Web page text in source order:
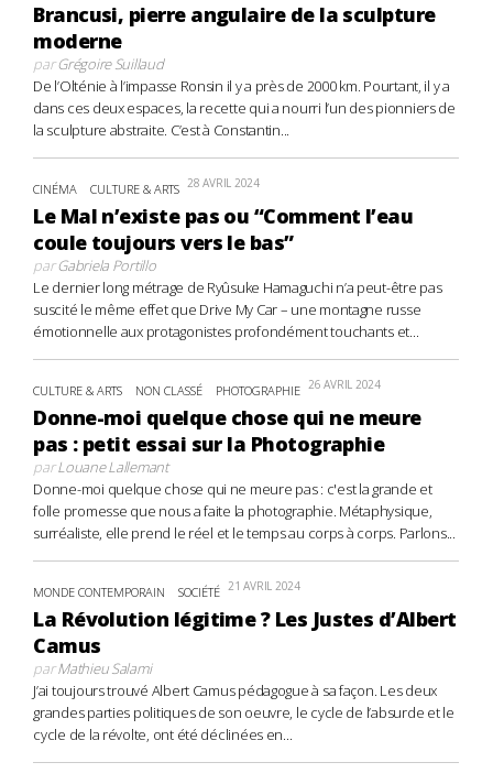
Brancusi, pierre angulaire de la sculpture
moderne
parGrégoire Suillaud
De l’Olténie à l’impasse Ronsin il y a près de 2000 km. Pourtant, il y a
dans ces deux espaces, la recette qui a nourri l’un des pionniers de
la sculpture abstraite. C’est à Constantin...
CINÉMA CULTURE & ARTS 28 AVRIL 2024
Le Mal n’existe pas ou “Comment l’eau
coule toujours vers le bas”
parGabriela Portillo
Le dernier long métrage de Ryûsuke Hamaguchi n’a peut-être pas
suscité le même effet que Drive My Car – une montagne russe
émotionnelle aux protagonistes profondément touchants et...
CULTURE & ARTS NON CLASSÉ PHOTOGRAPHIE 26 AVRIL 2024
Donne-moi quelque chose qui ne meure
pas : petit essai sur la Photographie
parLouane Lallemant
Donne-moi quelque chose qui ne meure pas : c'est la grande et
folle promesse que nous a faite la photographie. Métaphysique,
surréaliste, elle prend le réel et le temps au corps à corps. Parlons...
MONDE CONTEMPORAIN SOCIÉTÉ 21 AVRIL 2024
La Révolution légitime ? Les Justes d’Albert
Camus
parMathieu Salami
J’ai toujours trouvé Albert Camus pédagogue à sa façon. Les deux
grandes parties politiques de son oeuvre, le cycle de l’absurde et le
cycle de la révolte, ont été déclinées en...